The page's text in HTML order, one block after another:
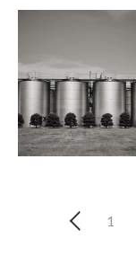
1